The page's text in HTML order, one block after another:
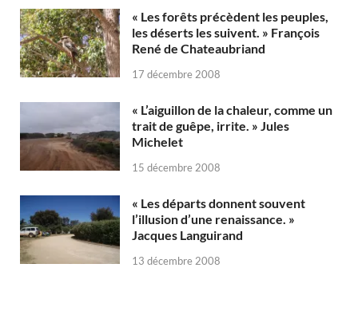
« Les forêts précèdent les peuples,
les déserts les suivent. » François
René de Chateaubriand
17 décembre 2008
« L’aiguillon de la chaleur, comme un
trait de guêpe, irrite. » Jules
Michelet
15 décembre 2008
« Les départs donnent souvent
l’illusion d’une renaissance. »
Jacques Languirand
13 décembre 2008